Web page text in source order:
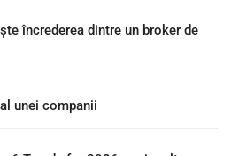
încrederea dintre un broker de
unei companii